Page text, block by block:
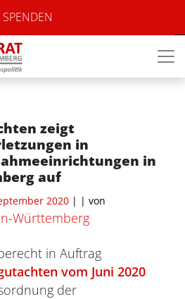
SPENDEN
zeigt
in
in
auf
2020 | | von
Württemberg
in Auftrag
vom Juni 2020
der